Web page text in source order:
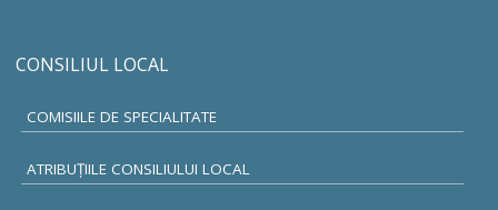
CONSILIUL LOCAL
COMISIILE DE SPECIALITATE
ATRIBUŢIILE CONSILIULUI LOCAL